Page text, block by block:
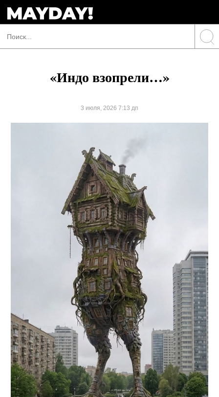
«Индо взопрели…»
3 июля, 2026 7:13 дп